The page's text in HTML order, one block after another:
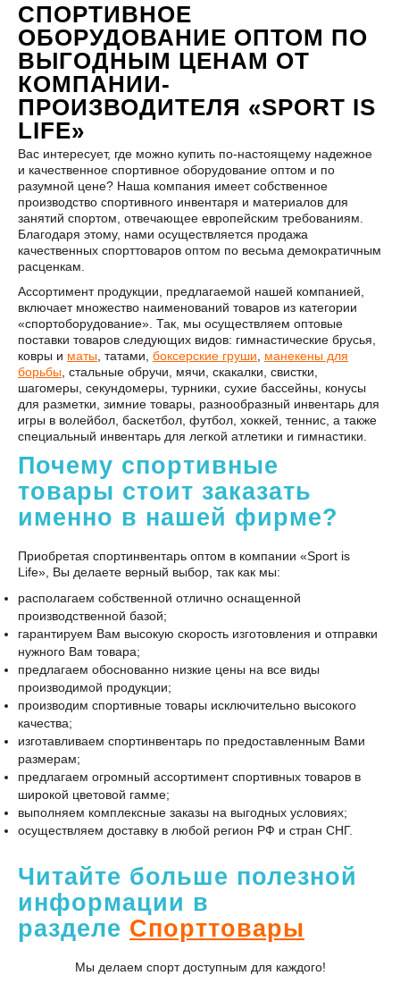
СПОРТИВНОЕ
ОБОРУДОВАНИЕ ОПТОМ ПО
ВЫГОДНЫМ ЦЕНАМ ОТ
КОМПАНИИ-
ПРОИЗВОДИТЕЛЯ «SPORT IS
LIFE»
Вас интересует, где можно купить по-настоящему надежное
и качественное спортивное оборудование оптом и по
разумной цене? Наша компания имеет собственное
производство спортивного инвентаря и материалов для
занятий спортом, отвечающее европейским требованиям.
Благодаря этому, нами осуществляется продажа
качественных спорттоваров оптом по весьма демократичным
расценкам.
Ассортимент продукции, предлагаемой нашей компанией,
включает множество наименований товаров из категории
«спортоборудование». Так, мы осуществляем оптовые
поставки товаров следующих видов: гимнастические брусья,
ковры и маты, татами, боксерские груши, манекены для
борьбы, стальные обручи, мячи, скакалки, свистки,
шагомеры, секундомеры, турники, сухие бассейны, конусы
для разметки, зимние товары, разнообразный инвентарь для
игры в волейбол, баскетбол, футбол, хоккей, теннис, а также
специальный инвентарь для легкой атлетики и гимнастики.
Почему спортивные
товары стоит заказать
именно в нашей фирме?
Приобретая спортинвентарь оптом в компании «Sport is
Life», Вы делаете верный выбор, так как мы:
располагаем собственной отлично оснащенной
производственной базой;
гарантируем Вам высокую скорость изготовления и отправки
нужного Вам товара;
предлагаем обоснованно низкие цены на все виды
производимой продукции;
производим спортивные товары исключительно высокого
качества;
изготавливаем спортинвентарь по предоставленным Вами
размерам;
предлагаем огромный ассортимент спортивных товаров в
широкой цветовой гамме;
выполняем комплексные заказы на выгодных условиях;
осуществляем доставку в любой регион РФ и стран СНГ.
Читайте больше полезной
информации в
разделе Спорттовары
Мы делаем спорт доступным для каждого!